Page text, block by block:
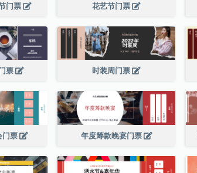
门票 花艺节门票
票 时装周门票
门票 年度筹款晚宴门票